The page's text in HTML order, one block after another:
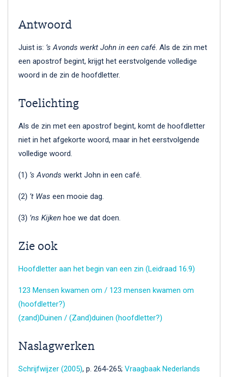
Antwoord
Juist is: ’s Avonds werkt John in een café. Als de zin met
een apostrof begint, krijgt het eerstvolgende volledige
woord in de zin de hoofdletter.
Toelichting
Als de zin met een apostrof begint, komt de hoofdletter
niet in het afgekorte woord, maar in het eerstvolgende
volledige woord.
(1) ’s Avonds werkt John in een café.
(2) ’t Was een mooie dag.
(3) ’ns Kijken hoe we dat doen.
Zie ook
Hoofdletter aan het begin van een zin (Leidraad 16.9)
123 Mensen kwamen om / 123 mensen kwamen om
(hoofdletter?)
(zand)Duinen / (Zand)duinen (hoofdletter?)
Naslagwerken
Schrijfwijzer (2005), p. 264-265; Vraagbaak Nederlands